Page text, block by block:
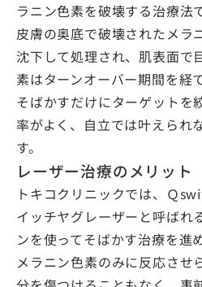
ラニン色素を破壊する治療法で
皮膚の奥底で破壊されたメラ
沈下して処理され、肌表面で
素はターンオーバー期間を経
そばかすだけにターゲットを
率がよく、自立では叶えられ
す。
レーザー治療のメリット
トキコクリニックでは、Ｑ
イッチヤグレーザーと呼ばれ
ンを使ってそばかす治療を進
メラニン色素のみに反応させ